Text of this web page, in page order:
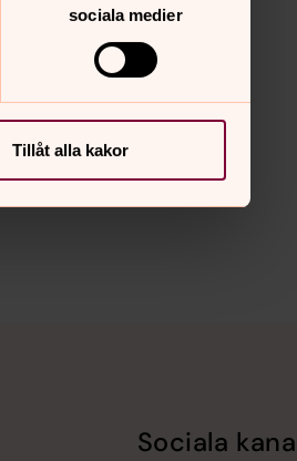
sociala medier
Tillåt alla kakor
Sociala